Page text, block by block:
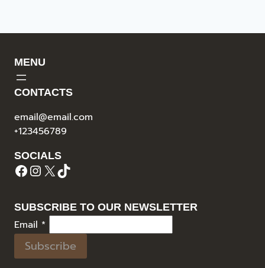
MENU
CONTACTS
email@email.com
+123456789
SOCIALS
Facebook InstagramX TikTok
SUBSCRIBE TO OUR NEWSLETTER
Email *
Subscribe